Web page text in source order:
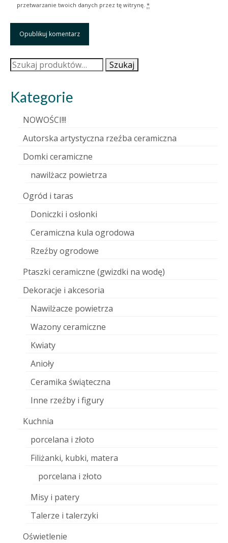
przetwarzanie twoich danych przez tę witrynę. *
Szukaj: Szukaj
Kategorie
NOWOŚCI!!!
Autorska artystyczna rzeźba ceramiczna
Domki ceramiczne
nawilżacz powietrza
Ogród i taras
Doniczki i osłonki
Ceramiczna kula ogrodowa
Rzeźby ogrodowe
Ptaszki ceramiczne (gwizdki na wodę)
Dekoracje i akcesoria
Nawilżacze powietrza
Wazony ceramiczne
Kwiaty
Anioły
Ceramika świąteczna
Inne rzeźby i figury
Kuchnia
porcelana i złoto
Filiżanki, kubki, matera
porcelana i złoto
Misy i patery
Talerze i talerzyki
Oświetlenie